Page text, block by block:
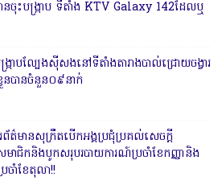
ចុះបង្ក្រាប ទីតាំង KTV Galaxy 142ដែលឬ
ក្រាបល្បែងស៊ីសងនៅទីតាំងតារាងបាល់ជ្រោយចង្វារ
បានចំនួន០៩នាក់
ត៌មានសុក្រឹតបើកអង្គប្រជុំប្រគល់សេចក្តី
ាជិកនិងបូកសរុបរបាយការណ៍ប្រចាំខែកញ្ញានិង
ចាំខែតុលា!!